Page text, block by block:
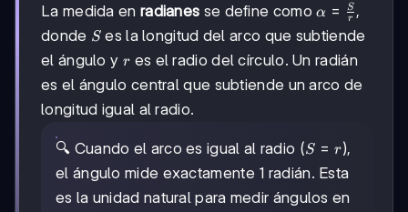
La medida en radianes se define como\alpha
=
\frac{S}
{r}
α = r
S ,
donde S
S es la longitud del arco que subtiende
el ángulo y r
r es el radio del círculo. Un radián
es el ángulo central que subtiende un arco de
longitud igual al radio.
🔍 Cuando el arco es igual al radio (S
=
r
S = r),
el ángulo mide exactamente 1 radián. Esta
es la unidad natural para medir ángulos en